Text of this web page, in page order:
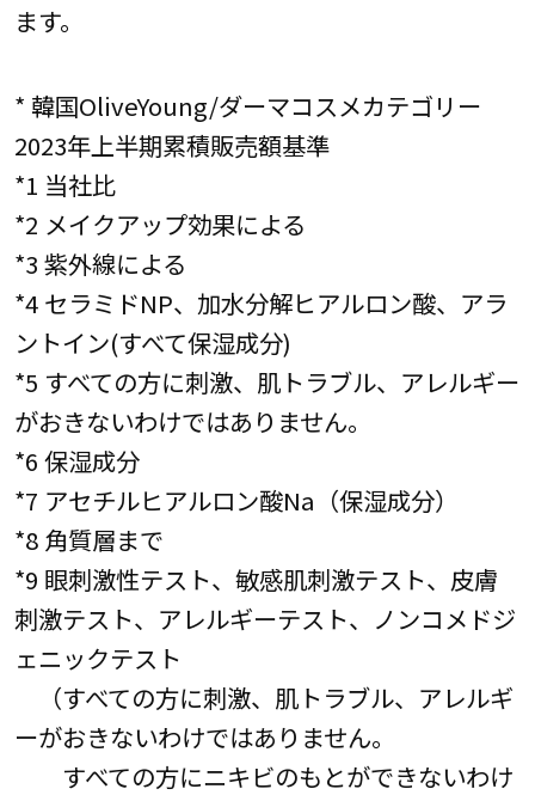
ます。
* 韓国OliveYoung/ダーマコスメカテゴリー
2023年上半期累積販売額基準
*1 当社比
*2 メイクアップ効果による
*3 紫外線による
*4 セラミドNP、加水分解ヒアルロン酸、アラ
ントイン(すべて保湿成分)
*5 すべての方に刺激、肌トラブル、アレルギー
がおきないわけではありません。
*6 保湿成分
*7 アセチルヒアルロン酸Na（保湿成分）
*8 角質層まで
*9 眼刺激性テスト、敏感肌刺激テスト、皮膚
刺激テスト、アレルギーテスト、ノンコメドジ
ェニックテスト
（すべての方に刺激、肌トラブル、アレルギ
ーがおきないわけではありません。
すべての方にニキビのもとができないわけ